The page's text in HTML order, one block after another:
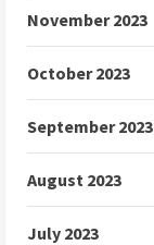
November 2023
October 2023
September 2023
August 2023
July 2023